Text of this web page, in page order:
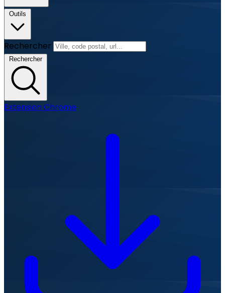
Outils
Rechercher
Rechercher
Extension Chrome